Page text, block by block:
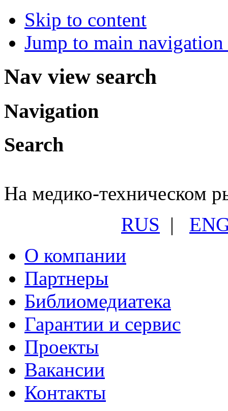
Skip to content
Jump to main
Nav view search
Navigation
Search
На медико-техническом
RUS |
О компании
Партнеры
Библиомедиатека
Гарантии и сервис
Проекты
Вакансии
Контакты